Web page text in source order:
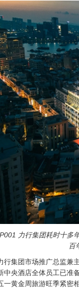
P001 力行集团耗时十多
百
行集团市场推广总监兼
中央酒店全体员工已准
一黄金周旅游旺季紧密